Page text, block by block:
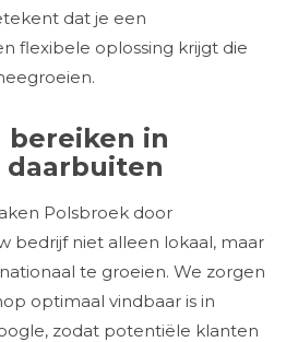
dat je een
flexibele oplossing krijgt die
bereiken in
daarbuiten
Polsbroek door
bedrijf niet alleen lokaal, maar
te groeien. We zorgen
optimaal vindbaar is in
zodat potentiële klanten